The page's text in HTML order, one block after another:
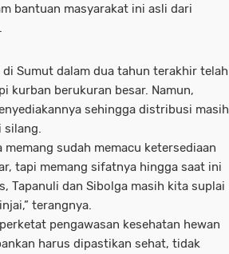
bantuan masyarakat ini asli dari
Sumut dalam dua tahun terakhir telah
kurban berukuran besar. Namun,
sehingga distribusi masih
sudah memacu ketersediaan
tapi memang sifatnya hingga saat ini
Tapanuli dan Sibolga masih kita suplai
terangnya.
pengawasan kesehatan hewan
harus dipastikan sehat, tidak